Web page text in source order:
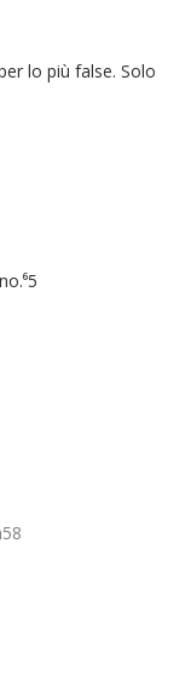
lo più false. Solo